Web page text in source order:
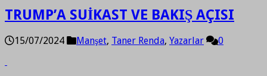
TRUMP’A SUİKAST VE BAKIŞ AÇISI
15/07/2024 Manşet, Taner Renda, Yazarlar 0